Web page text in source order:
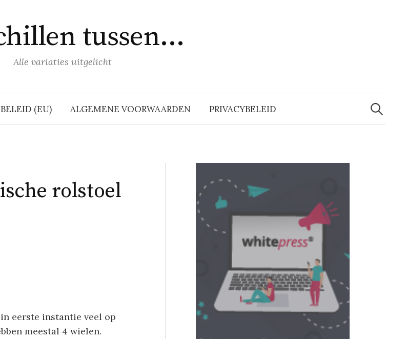
tussen…
Alle variaties uitgelicht
(EU) ALGEMENE VOORWAARDEN PRIVACYBELEID
Zoeken
naar:
rolstoel
eerste instantie veel op
meestal 4 wielen.